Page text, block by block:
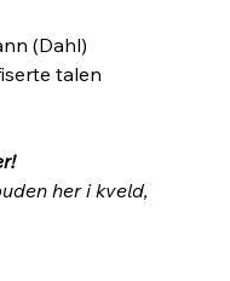
(Dahl)
talen
her i kveld,